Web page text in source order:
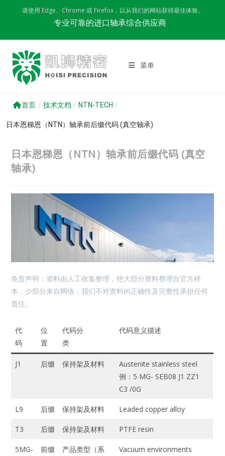
请使用 Edge、Chrome 或 Firefox，以从我们的网站获得最佳体验。
专业可靠的进口轴承综合供应商
菜单
首页 / 技术文档 / NTN-TECH /
日本恩梯恩（NTN）轴承前后缀代码 (真空轴承)
日本恩梯恩（NTN）轴承前后缀代码 (真空
轴承)
免责声明：资料由人工收集整理，绝大部分资料整理自官方样
本，少部分来自网络，我们不对资料的正确性及完整性承担任何
责任。
代
码
位
置
代码分
类
代码意义描述
J1 后缀 保持架及材料
Austenite stainless steel
例：5 MG- SEB08 J1 ZZ1
C3 /0G
L9 后缀 保持架及材料 Leaded copper alloy
T3 后缀 保持架及材料 PTFE resin
5MG-
前缀
产品类型（系
Vacuum environments